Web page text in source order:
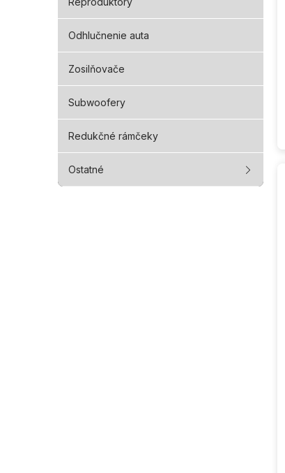
Odhlučnenie auta
Zosilňovače
Subwoofery
Redukčné rámčeky
Ostatné